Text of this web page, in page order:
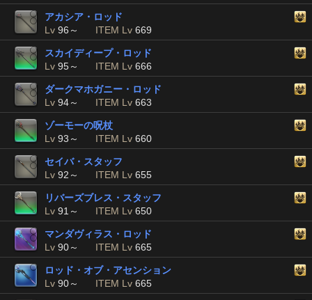
アカシア・ロッド
Lv 96～ ITEM Lv 669
スカイディープ・ロッド
Lv 95～ ITEM Lv 666
ダークマホガニー・ロッド
Lv 94～ ITEM Lv 663
ゾーモーの呪杖
Lv 93～ ITEM Lv 660
セイバ・スタッフ
Lv 92～ ITEM Lv 655
リバーズブレス・スタッフ
Lv 91～ ITEM Lv 650
マンダヴィラス・ロッド
Lv 90～ ITEM Lv 665
ロッド・オブ・アセンション
Lv 90～ ITEM Lv 665